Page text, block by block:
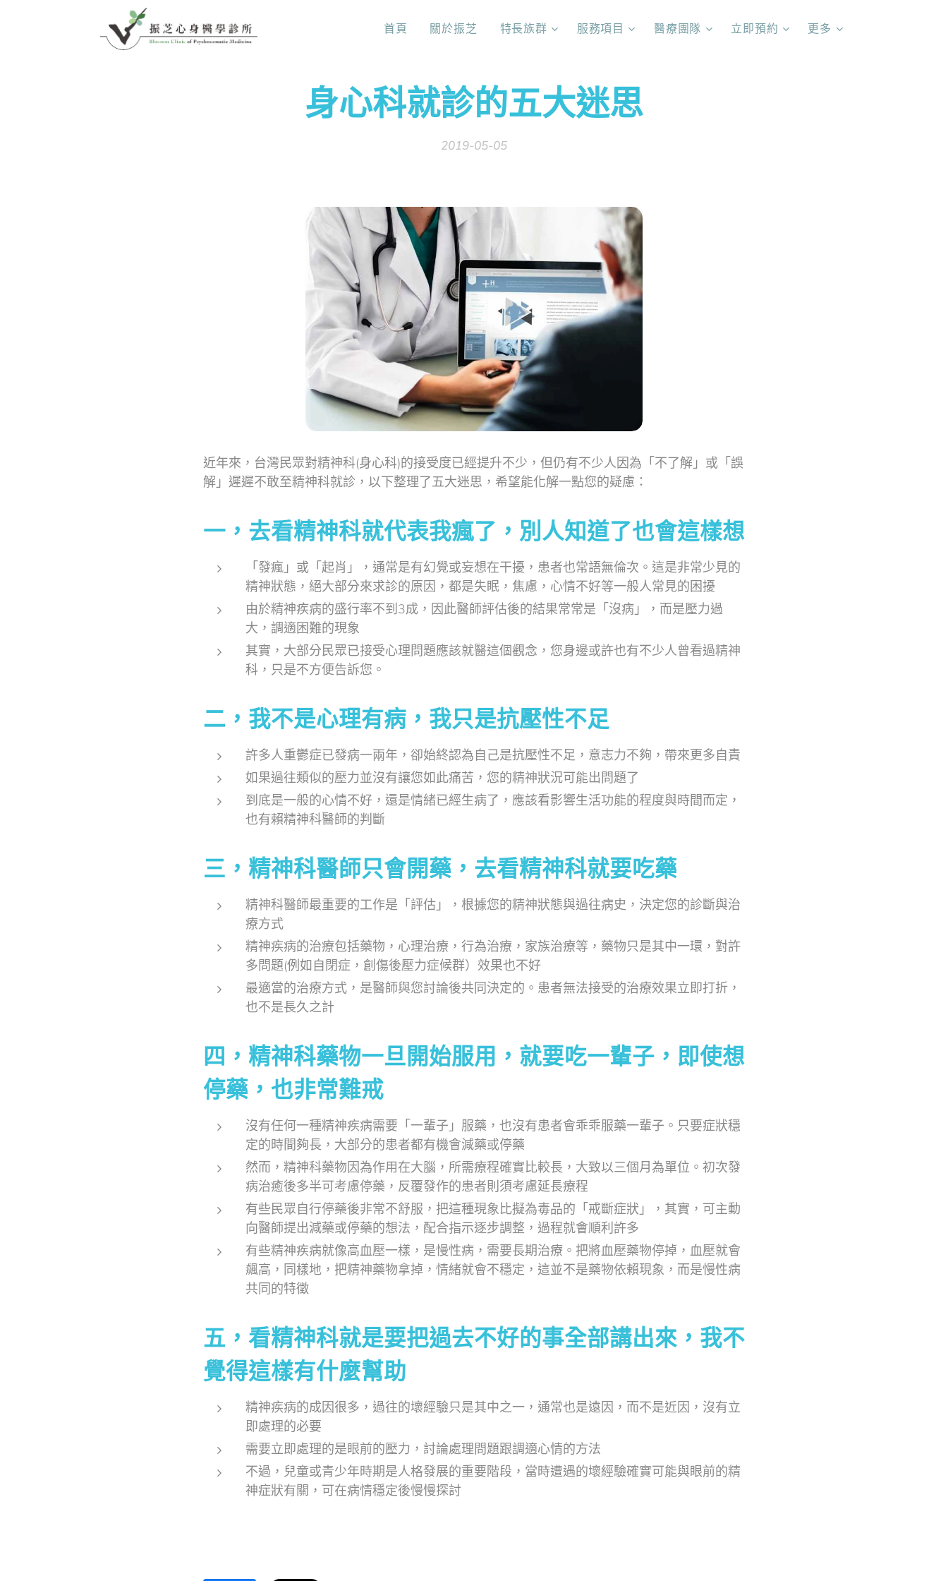
首頁 關於振芝 特長族群 服務項目 醫療團隊 立即預約 更多
身心科就診的五大迷思
2019-05-05
近年來，台灣民眾對精神科(身心科)的接受度已經提升不少，但仍有不少人因為「不了解」或「誤
解」遲遲不敢至精神科就診，以下整理了五大迷思，希望能化解一點您的疑慮：
一，去看精神科就代表我瘋了，別人知道了也會這樣想
「發瘋」或「起肖」，通常是有幻覺或妄想在干擾，患者也常語無倫次。這是非常少見的
精神狀態，絕大部分來求診的原因，都是失眠，焦慮，心情不好等一般人常見的困擾
由於精神疾病的盛行率不到3成，因此醫師評估後的結果常常是「沒病」，而是壓力過
大，調適困難的現象
其實，大部分民眾已接受心理問題應該就醫這個觀念，您身邊或許也有不少人曾看過精神
科，只是不方便告訴您。
二，我不是心理有病，我只是抗壓性不足
許多人重鬱症已發病一兩年，卻始終認為自己是抗壓性不足，意志力不夠，帶來更多自責
如果過往類似的壓力並沒有讓您如此痛苦，您的精神狀況可能出問題了
到底是一般的心情不好，還是情緒已經生病了，應該看影響生活功能的程度與時間而定，
也有賴精神科醫師的判斷
三，精神科醫師只會開藥，去看精神科就要吃藥
精神科醫師最重要的工作是「評估」，根據您的精神狀態與過往病史，決定您的診斷與治
療方式
精神疾病的治療包括藥物，心理治療，行為治療，家族治療等，藥物只是其中一環，對許
多問題(例如自閉症，創傷後壓力症候群）效果也不好
最適當的治療方式，是醫師與您討論後共同決定的。患者無法接受的治療效果立即打折，
也不是長久之計
四，精神科藥物一旦開始服用，就要吃一輩子，即使想
停藥，也非常難戒
沒有任何一種精神疾病需要「一輩子」服藥，也沒有患者會乖乖服藥一輩子。只要症狀穩
定的時間夠長，大部分的患者都有機會減藥或停藥
然而，精神科藥物因為作用在大腦，所需療程確實比較長，大致以三個月為單位。初次發
病治癒後多半可考慮停藥，反覆發作的患者則須考慮延長療程
有些民眾自行停藥後非常不舒服，把這種現象比擬為毒品的「戒斷症狀」，其實，可主動
向醫師提出減藥或停藥的想法，配合指示逐步調整，過程就會順利許多
有些精神疾病就像高血壓一樣，是慢性病，需要長期治療。把將血壓藥物停掉，血壓就會
飆高，同樣地，把精神藥物拿掉，情緒就會不穩定，這並不是藥物依賴現象，而是慢性病
共同的特徵
五，看精神科就是要把過去不好的事全部講出來，我不
覺得這樣有什麼幫助
精神疾病的成因很多，過往的壞經驗只是其中之一，通常也是遠因，而不是近因，沒有立
即處理的必要
需要立即處理的是眼前的壓力，討論處理問題跟調適心情的方法
不過，兒童或青少年時期是人格發展的重要階段，當時遭遇的壞經驗確實可能與眼前的精
神症狀有關，可在病情穩定後慢慢探討